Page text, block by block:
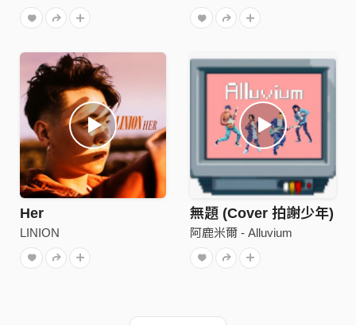
Her
LINION
無題 (Cover 拍謝少年)
阿鹿米爾 - Alluvium